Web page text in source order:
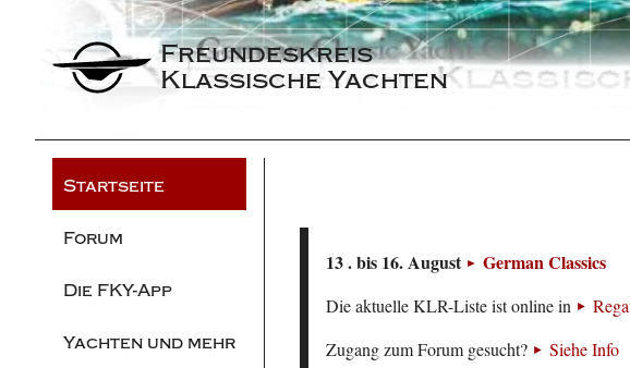
Freundeskreis
Klassische Yachten
Startseite
Forum
Die FKY-App
Yachten und mehr
13 . bis 16. August German Classics
Die aktuelle KLR-Liste ist online in
Zugang zum Forum gesucht?
Siehe Info